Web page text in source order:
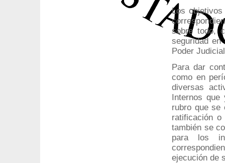
Los
sobre todo,
seguridad
Poder
Para dar
como en
diversas
Internos
rubro que se
ratificación
también se
para los
ejecución de